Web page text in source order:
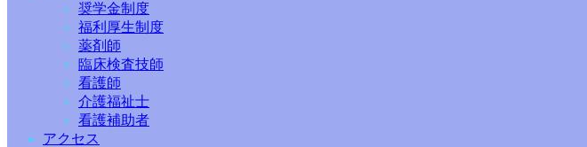
奨学金制度
福利厚生制度
薬剤師
臨床検査技師
看護師
介護福祉士
看護補助者
アクセス